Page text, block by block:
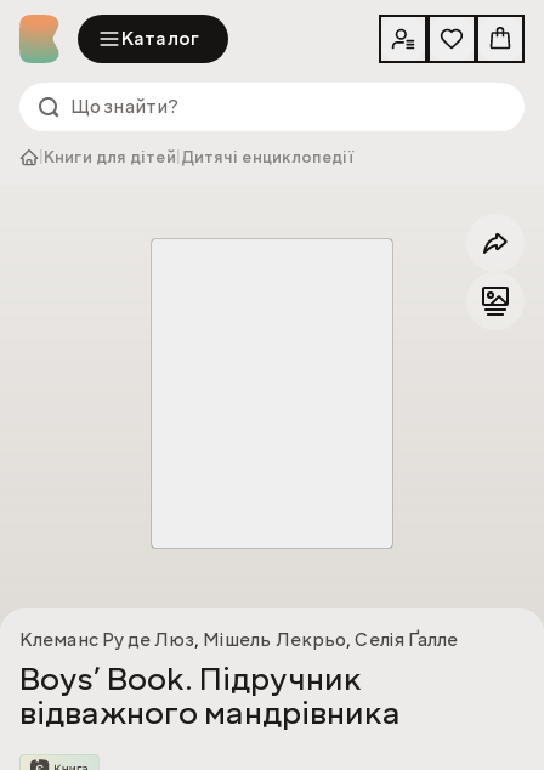
Каталог
Книги для дітей Дитячі енциклопедії
Клеманс Ру де Люз, Мішель Лекрьо,Селія Ґалле
Boys’ Book. Підручник
відважного мандрівника